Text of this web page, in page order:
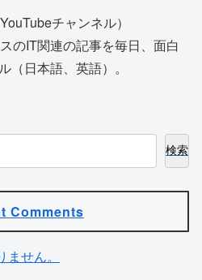
チャンネル）
のIT関連の記事を毎日、面白
（日本語、英語）。
検索
Comments
せん。